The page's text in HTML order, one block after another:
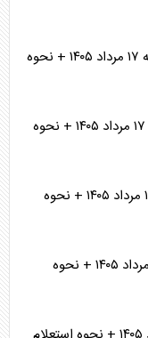
جدول قطعی برق استان کرمانشاه فردا شنبه ۱۷ مرداد ۱۴۰۵ + نحوه
جدول قطعی برق استان اصفهان فردا شنبه ۱۷ مرداد ۱۴۰۵ + نحوه
جدول قطعی برق استان فارس فردا شنبه ۱۷ مرداد ۱۴۰۵ + نحوه
جدول قطعی برق استان البرز فردا شنبه ۱۷ مرداد ۱۴۰۵ + نحوه